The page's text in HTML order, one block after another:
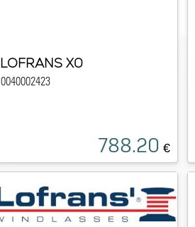
LOFRANS X0
0040002423
788.20 €